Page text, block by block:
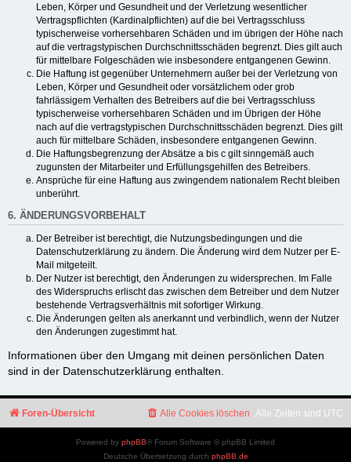
Leben, Körper und Gesundheit und der Verletzung wesentlicher
Vertragspflichten (Kardinalpflichten) auf die bei Vertragsschluss
typischerweise vorhersehbaren Schäden und im übrigen der Höhe nach
auf die vertragstypischen Durchschnittsschäden begrenzt. Dies gilt auch
für mittelbare Folgeschäden wie insbesondere entgangenen Gewinn.
Die Haftung ist gegenüber Unternehmern außer bei der Verletzung von
Leben, Körper und Gesundheit oder vorsätzlichem oder grob
fahrlässigem Verhalten des Betreibers auf die bei Vertragsschluss
typischerweise vorhersehbaren Schäden und im Übrigen der Höhe
nach auf die vertragstypischen Durchschnittsschäden begrenzt. Dies gilt
auch für mittelbare Schäden, insbesondere entgangenen Gewinn.
Die Haftungsbegrenzung der Absätze a bis c gilt sinngemäß auch
zugunsten der Mitarbeiter und Erfüllungsgehilfen des Betreibers.
Ansprüche für eine Haftung aus zwingendem nationalem Recht bleiben
unberührt.
6. ÄNDERUNGSVORBEHALT
Der Betreiber ist berechtigt, die Nutzungsbedingungen und die
Datenschutzerklärung zu ändern. Die Änderung wird dem Nutzer per E-
Mail mitgeteilt.
Der Nutzer ist berechtigt, den Änderungen zu widersprechen. Im Falle
des Widerspruchs erlischt das zwischen dem Betreiber und dem Nutzer
bestehende Vertragsverhältnis mit sofortiger Wirkung.
Die Änderungen gelten als anerkannt und verbindlich, wenn der Nutzer
den Änderungen zugestimmt hat.
Informationen über den Umgang mit deinen persönlichen Daten
sind in der Datenschutzerklärung enthalten.
Foren-Übersicht Alle Zeiten sind UTC
Alle Cookies löschen
Powered by phpBB® Forum Software © phpBB Limited
Deutsche Übersetzung durch phpBB.de